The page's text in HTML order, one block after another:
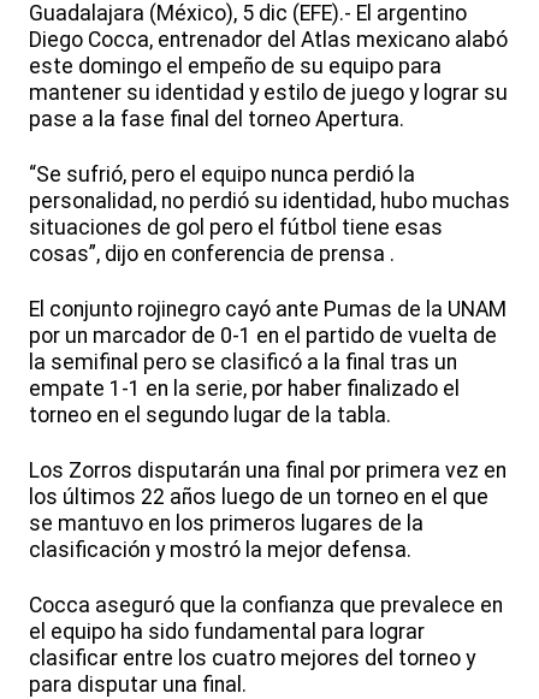
Guadalajara (México), 5 dic (EFE).- El argentino
Diego Cocca, entrenador del Atlas mexicano alabó
este domingo el empeño de su equipo para
mantener su identidad y estilo de juego y lograr su
pase a la fase final del torneo Apertura.
“Se sufrió, pero el equipo nunca perdió la
personalidad, no perdió su identidad, hubo muchas
situaciones de gol pero el fútbol tiene esas
cosas”, dijo en conferencia de prensa .
El conjunto rojinegro cayó ante Pumas de la UNAM
por un marcador de 0-1 en el partido de vuelta de
la semifinal pero se clasificó a la final tras un
empate 1-1 en la serie, por haber finalizado el
torneo en el segundo lugar de la tabla.
Los Zorros disputarán una final por primera vez en
los últimos 22 años luego de un torneo en el que
se mantuvo en los primeros lugares de la
clasificación y mostró la mejor defensa.
Cocca aseguró que la confianza que prevalece en
el equipo ha sido fundamental para lograr
clasificar entre los cuatro mejores del torneo y
para disputar una final.